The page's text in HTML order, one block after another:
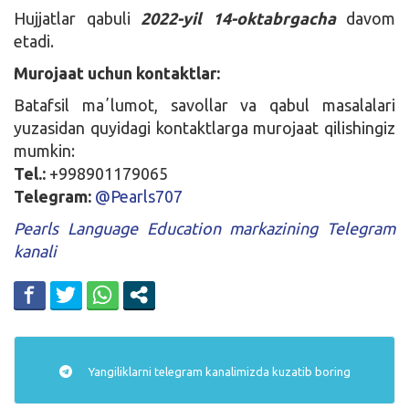
Hujjatlar qabuli 2022-yil 14-oktabrgachadavom
etadi.
Murojaat uchun kontaktlar:
Batafsil maʼlumot, savollar va qabul masalalari
yuzasidan quyidagi kontaktlarga murojaat qilishingiz
mumkin:
Tel.: +998901179065
Telegram: @Pearls707
Pearls Language Education markazining Telegram
kanali
Yangiliklarni telegram kanalimizda kuzatib boring